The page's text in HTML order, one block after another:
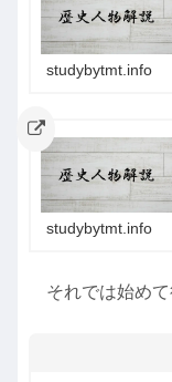
studybytmt.info
studybytmt.info
それでは始めて